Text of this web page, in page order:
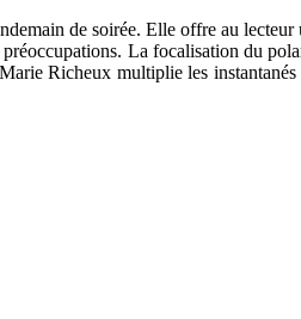
de soirée. Elle offre au lecteur
La focalisation du
Richeux multiplie les